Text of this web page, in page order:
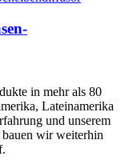
in mehr als 80
Lateinamerika
und unserem
wir weiterhin